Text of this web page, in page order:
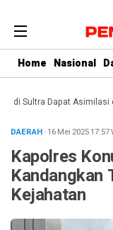
Home Nasional
Dapat Asimilasi dari
DAERAH· 16 Mei 202517:57
Kapolres
Kandangkan
Kejahatan